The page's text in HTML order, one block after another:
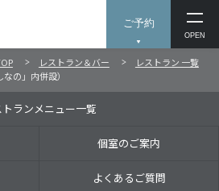
ご予約
OPEN
レストラン＆バー
レストラン 一覧
の」内併設）
トランメニュー一覧
個室のご案内
よくあるご質問